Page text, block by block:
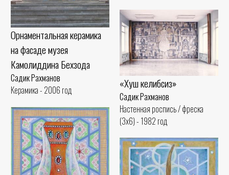
Орнаментальная керамика
на фасаде музея
Камолиддина Бехзода
Садик Рахманов
Керамика - 2006 год
«Хуш келибсиз»
Садик Рахманов
Настенная роспись / фреска
(3x6) - 1982 год